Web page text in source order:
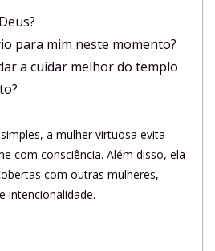
para mim neste momento?
a cuidar melhor do templo
a mulher virtuosa evita
com consciência. Além disso, ela
com outras mulheres,
intencionalidade.